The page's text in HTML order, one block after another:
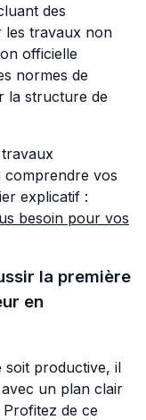
des
les travaux non
officielle
normes de
la structure de
comprendre vos
explicatif :
besoin pour vos
la première
en
productive, il
un plan clair
de ce